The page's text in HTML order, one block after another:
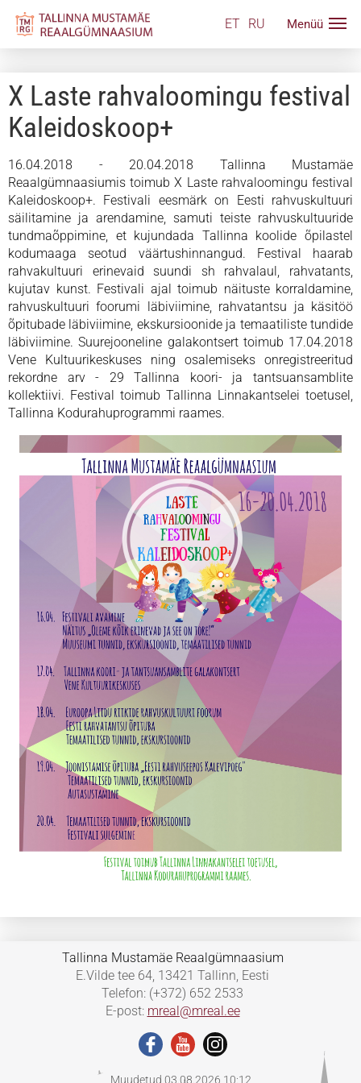
ET RU
X Laste rahvaloomingu festival
Kaleidoskoop+
16.04.2018 - 20.04.2018 Tallinna Mustamäe
Reaalgümnaasiumis toimub X Laste rahvaloomingu festival
Kaleidoskoop+. Festivali eesmärk on Eesti rahvuskultuuri
säilitamine ja arendamine, samuti teiste rahvuskultuuride
tundmaõppimine, et kujundada Tallinna koolide õpilastel
kodumaaga seotud väärtushinnangud. Festival haarab
rahvakultuuri erinevaid suundi sh rahvalaul, rahvatants,
kujutav kunst. Festivali ajal toimub näituste korraldamine,
rahvuskultuuri foorumi läbiviimine, rahvatantsu ja käsitöö
õpitubade läbiviimine, ekskursioonide ja temaatiliste tundide
läbiviimine. Suurejooneline galakontsert toimub 17.04.2018
Vene Kultuurikeskuses ning osalemiseks onregistreeritud
rekordne arv - 29 Tallinna koori- ja tantsuansamblite
kollektiivi. Festival toimub Tallinna Linnakantselei toetusel,
Tallinna Kodurahuprogrammi raames.
Tallinna Mustamäe Reaalgümnaasium
E.Vilde tee 64, 13421 Tallinn, Eesti
Telefon: (+372) 652 2533
E-post: mreal@mreal.ee
Muudetud 03.08.2026 10:12